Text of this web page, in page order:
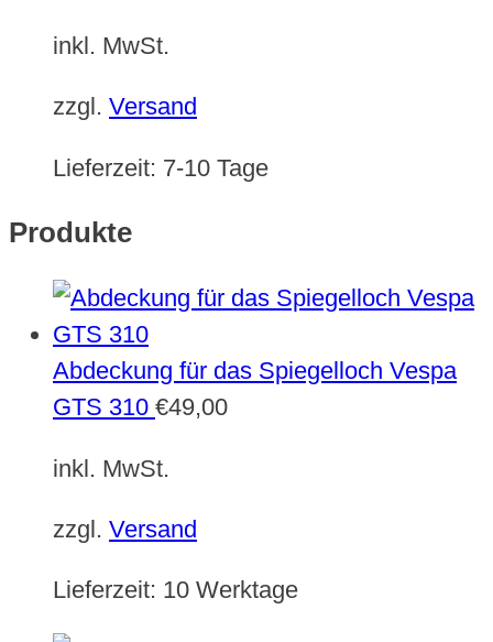
inkl. MwSt.
zzgl. Versand
Lieferzeit: 7-10 Tage
Produkte
Abdeckung für das Spiegelloch Vespa
GTS 310 €49,00
inkl. MwSt.
zzgl. Versand
Lieferzeit: 10 Werktage